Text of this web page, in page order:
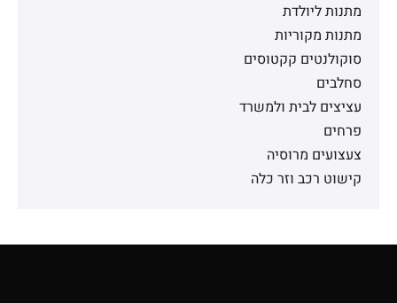
מתנות ליולדת
מתנות מקוריות
סוקולנטים קקטוסים
סחלבים
עציצים לבית ולמשרד
פרחים
צעצועים מרוסיה
קישוט רכב וזר כלה